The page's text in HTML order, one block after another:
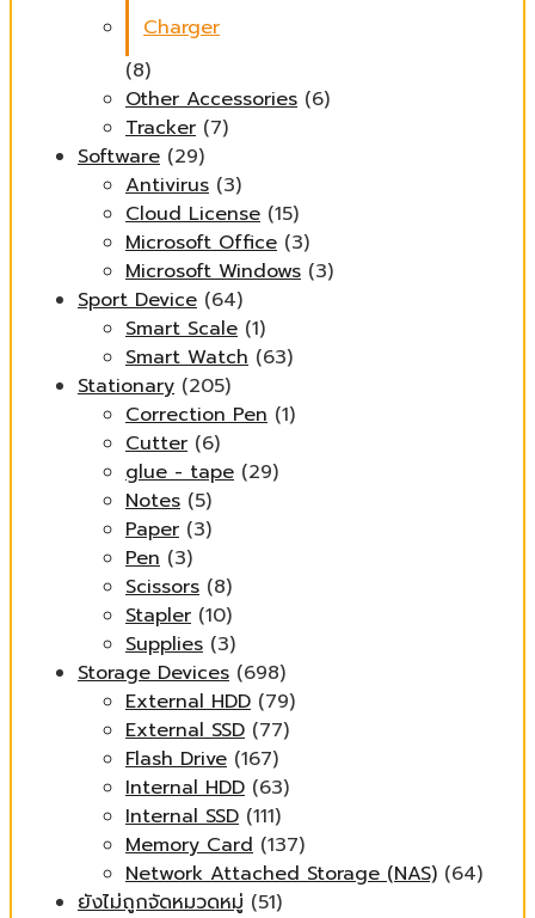
Charger
(8)
Other Accessories (6)
Tracker (7)
Software (29)
Antivirus (3)
Cloud License (15)
Microsoft Office (3)
Microsoft Windows (3)
Sport Device (64)
Smart Scale (1)
Smart Watch (63)
Stationary (205)
Correction Pen (1)
Cutter (6)
glue - tape (29)
Notes (5)
Paper (3)
Pen (3)
Scissors (8)
Stapler (10)
Supplies (3)
Storage Devices (698)
External HDD (79)
External SSD (77)
Flash Drive (167)
Internal HDD (63)
Internal SSD (111)
Memory Card (137)
Network Attached Storage (NAS) (64)
ยังไม่ถูกจัดหมวดหมู่ (51)